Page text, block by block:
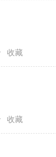
收藏
收藏